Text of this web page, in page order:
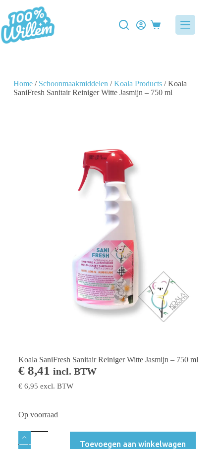
Home/ Schoonmaakmiddelen /Koala Products/ Koala
SaniFresh Sanitair Reiniger Witte Jasmijn – 750 ml
Koala SaniFresh Sanitair Reiniger Witte Jasmijn – 750 ml
€8,41 incl. BTW
€6,95 excl. BTW
Op voorraad
Toevoegen aan winkelwagen